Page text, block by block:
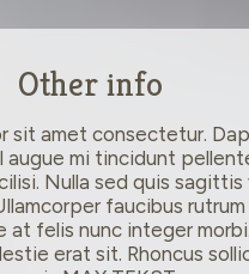
Other info
sit amet consectetur.
augue mi tincidunt
Nulla sed quis
faucibus
at felis nunc integer
erat sit. Rhoncus